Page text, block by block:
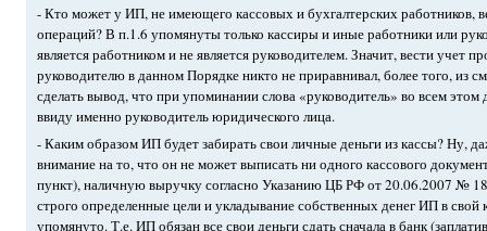
- Кто может у ИП, не имеющего кассовых и бухгалтерских работников,
операций? В п.1.6 упомянуты только кассиры и иные работники или
является работником и не является руководителем. Значит, вести учет
руководителю в данном Порядке никто не приравнивал, более того, из
сделать вывод, что при упоминании слова «руководитель» во всем этом
ввиду именно руководитель юридического лица.
- Каким образом ИП будет забирать свои личные деньги из кассы? Ну,
внимание на то, что он не может выписать ни одного кассового
пункт), наличную выручку согласно Указанию ЦБ РФ от 20.06.2007 №
строго определенные цели и укладывание собственных денег ИП в свой
упомянуто. Т.е. ИП обязан все свои деньги сдать сначала в банк